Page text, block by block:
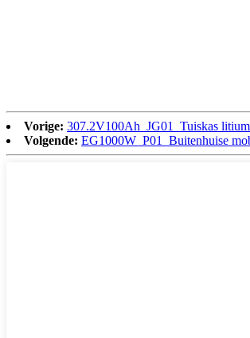
Vorige: 307.2V100Ah_JG01_Tuiskas
Volgende: EG1000W_P01_Buitenhuise